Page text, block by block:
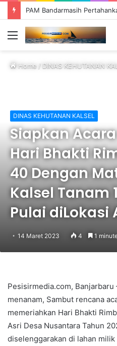
Menu
Home/DINAS KEHUTANAN
DINAS KEHUTANAN KALSEL
Siapkan
Hari Bhakti
40 Dengan
Kalsel Tanam
Pulai diLokasi
14 Maret 2023 4 1
Pesisirmedia.com, Banjarbaru
menanam, Sambut rencana
memeriahkan Hari Bhakti
Asri Desa Nusantara Tahun
diselenggarakan di lahan